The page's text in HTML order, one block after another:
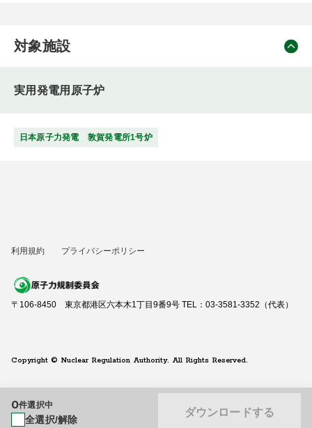
対象施設
実用発電用原子炉
日本原子力発電 敦賀発電所1号炉
0件選択中
全選択/解除
ダウンロードする
利用規約 プライバシーポリシー
〒106-8450 東京都港区六本木1丁目9番9号 TEL：03-3581-3352（代表）
Copyright © Nuclear Regulation Authority. All Rights Reserved.